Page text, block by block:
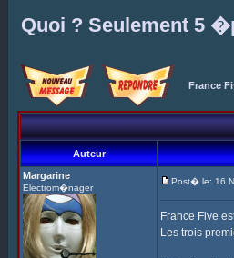
Quoi ? Seulement 5
France
Auteur
Margarine
Electrom�nager
Post� le: 16
France Five
Les trois